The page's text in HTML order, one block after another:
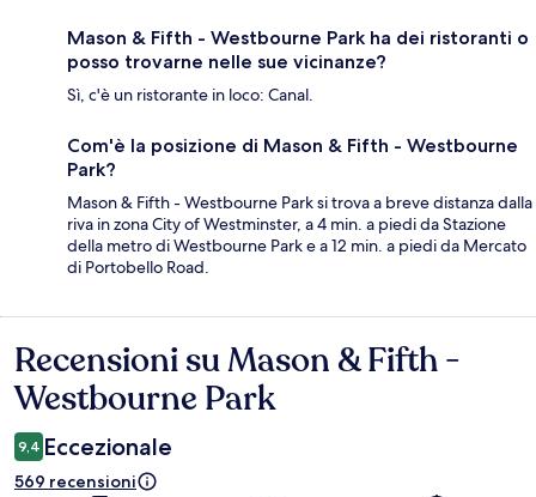
Mason & Fifth - Westbourne Park ha dei ristoranti o
posso trovarne nelle sue vicinanze?
Sì, c'è un ristorante in loco: Canal.
Com'è la posizione di Mason & Fifth - Westbourne
Park?
Mason & Fifth - Westbourne Park si trova a breve distanza dalla
riva in zona City of Westminster, a 4 min. a piedi da Stazione
della metro di Westbourne Park e a 12 min. a piedi da Mercato
di Portobello Road.
Recensioni
Recensioni su Mason & Fifth -
Westbourne Park
9,4 Eccezionale
569 recensioni